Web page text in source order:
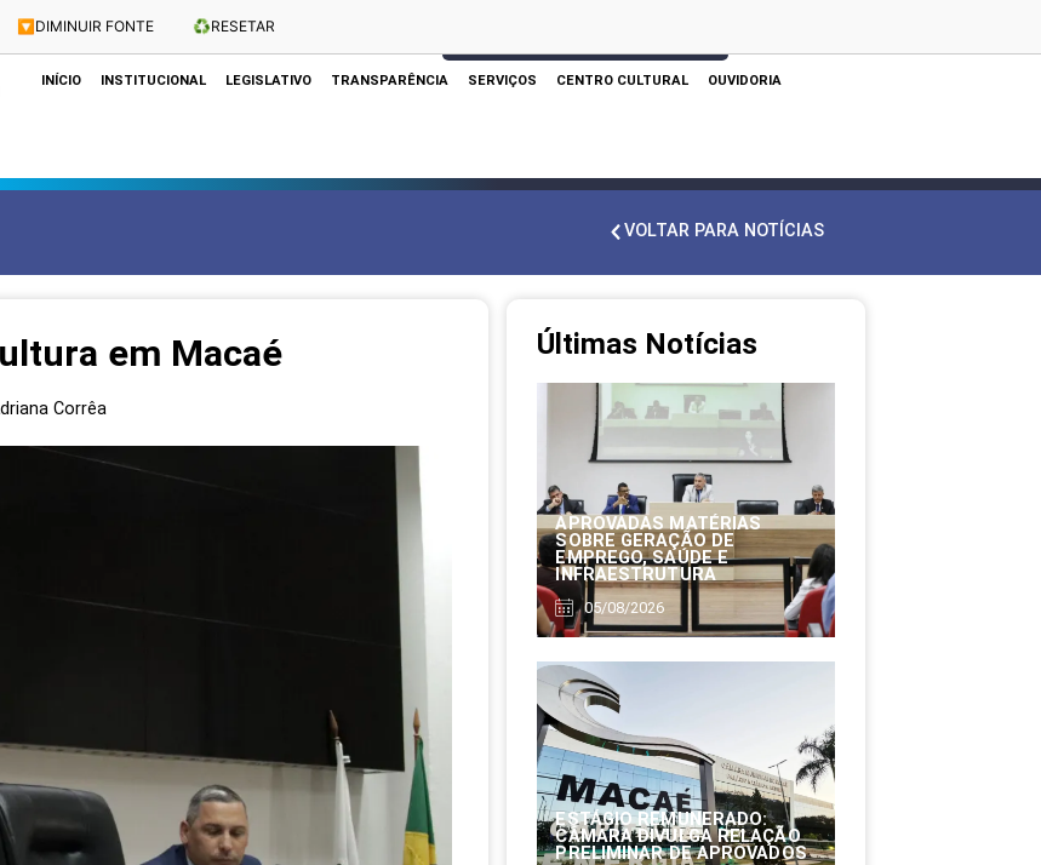
🔽 DIMINUIR FONTE ♻️RESETAR
Dias e Horários das Sessões: Terças e Quartas às 10h
INÍCIO INSTITUCIONAL LEGISLATIVO TRANSPARÊNCIA SERVIÇOS CENTRO CULTURAL OUVIDORIA
VOLTAR PARA NOTÍCIAS
em Macaé
Corrêa
Últimas Notícias
APROVADAS MATÉRIAS
SOBRE GERAÇÃO DE
EMPREGO, SAÚDE E
INFRAESTRUTURA
05/08/2026
ESTÁGIO REMUNERADO:
CÂMARA DIVULGA RELAÇÃO
PRELIMINAR DE APROVADOS